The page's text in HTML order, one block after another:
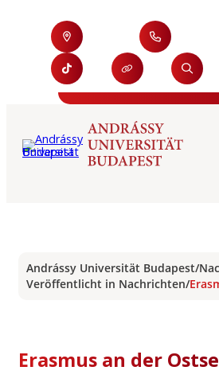
Andrássy Universität Budapest/
Veröffentlicht in Nachrichten/
Erasmus an der